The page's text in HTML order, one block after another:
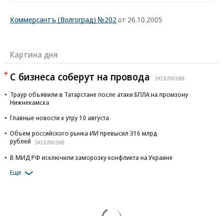
Коммерсантъ (Волгоград) №202 от 26.10.2005
Картина дня
С бизнеса соберут на провода ЭКСКЛЮЗИВ
Траур объявили в Татарстане после атаки БПЛА на промзону
Нижнекамска
Главные новости к утру 10 августа
Объем российского рынка ИИ превысил 316 млрд
рублей
ЭКСКЛЮЗИВ
В МИД РФ исключили заморозку конфликта на Украине
Еще